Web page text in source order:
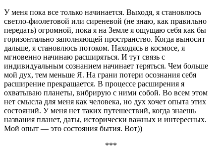
У меня пока все только начинается. Выходя, я становлюсь
светло-фиолетовой или сиреневой (не знаю, как правильно
передать) огромной, пока я на Земле я ощущаю себя как бы
горизонтально заполняющей пространство. Когда выносит
дальше, я становлюсь потоком. Находясь в космосе, я
мгновенно начинаю расширяться. И тут связь с
индивидуальным сознанием начинает теряться. Чем больше
мой дух, тем меньше Я. На грани потери осознания себя
расширение прекращается. В процессе расширения я
охватываю планеты, вибрирую с ними собой. Во всем этом
нет смысла для меня как человека, но дух хочет опыта этих
состояний. У меня нет таких путешествий, когда знаешь
названия планет, даты, исторически важных и интересных.
Мой опыт — это состояния бытия. Вот))
***